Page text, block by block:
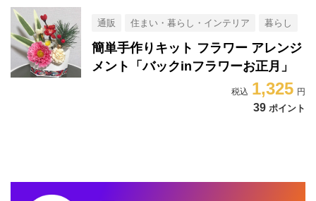
通販 住まい・暮らし・インテリア 暮らし
簡単手作りキット フラワー アレンジ
メント「バックinフラワーお正月」
1,325
39 ポイント